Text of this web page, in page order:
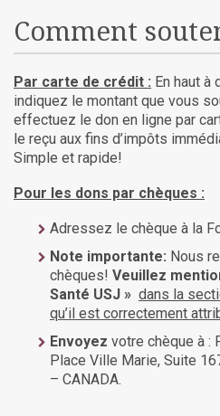
Comment
Par carte de crédit : En haut à
indiquez le montant que vous
effectuez le don en ligne par
le reçu aux fins d’impôts
Simple et rapide!
Pour les dons par chèques :
Adressez le chèque à la
Note importante: Nous
chèques! Veuillez
Santé USJ » dans la
qu’il est correctement
Envoyez votre chèque à :
Place Ville Marie, Suite
– CANADA.